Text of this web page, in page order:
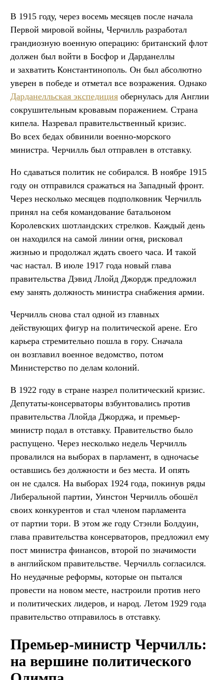
В 1915 году, через восемь месяцев после начала
Первой мировой войны, Черчилль разработал
грандиозную военную операцию: британский флот
должен был войти в Босфор и Дарданеллы
и захватить Константинополь. Он был абсолютно
уверен в победе и отметал все возражения. Однако
Дарданелльская экспедиция обернулась для Англии
сокрушительным кровавым поражением. Страна
кипела. Назревал правительственный кризис.
Во всех бедах обвинили военно-морского
министра. Черчилль был отправлен в отставку.
Но сдаваться политик не собирался. В ноябре 1915
году он отправился сражаться на Западный фронт.
Через несколько месяцев подполковник Черчилль
принял на себя командование батальоном
Королевских шотландских стрелков. Каждый день
он находился на самой линии огня, рисковал
жизнью и продолжал ждать своего часа. И такой
час настал. В июле 1917 года новый глава
правительства Дэвид Ллойд Джордж предложил
ему занять должность министра снабжения армии.
Черчилль снова стал одной из главных
действующих фигур на политической арене. Его
карьера стремительно пошла в гору. Сначала
он возглавил военное ведомство, потом
Министерство по делам колоний.
В 1922 году в стране назрел политический кризис.
Депутаты-консерваторы взбунтовались против
правительства Ллойда Джорджа, и премьер-
министр подал в отставку. Правительство было
распущено. Через несколько недель Черчилль
провалился на выборах в парламент, в одночасье
оставшись без должности и без места. И опять
он не сдался. На выборах 1924 года, покинув ряды
Либеральной партии, Уинстон Черчилль обошёл
своих конкурентов и стал членом парламента
от партии тори. В этом же году Стэнли Болдуин,
глава правительства консерваторов, предложил ему
пост министра финансов, второй по значимости
в английском правительстве. Черчилль согласился.
Но неудачные реформы, которые он пытался
провести на новом месте, настроили против него
и политических лидеров, и народ. Летом 1929 года
правительство отправилось в отставку.
Премьер-министр Черчилль:
на вершине политического